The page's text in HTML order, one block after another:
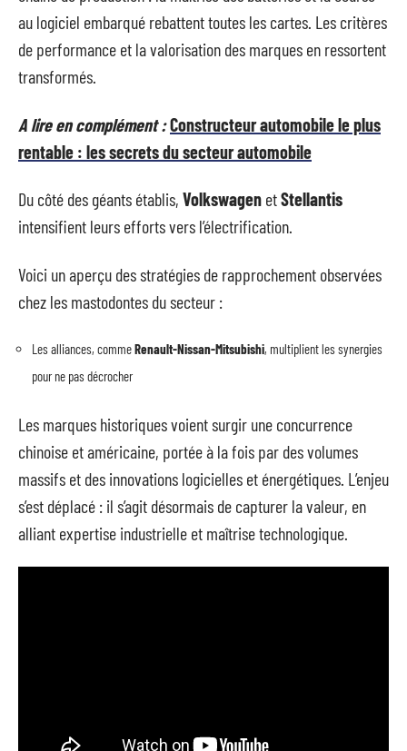
au logiciel embarqué rebattent toutes les cartes. Les critères
de performance et la valorisation des marques en ressortent
transformés.
A lire en complément :Constructeur automobile le plus
rentable : les secrets du secteur automobile
Du côté des géants établis, Volkswagen etStellantis
intensifient leurs efforts vers l’électrification.
Voici un aperçu des stratégies de rapprochement observées
chez les mastodontes du secteur :
Les alliances, commeRenault-Nissan-Mitsubishi, multiplient les synergies
pour ne pas décrocher
Les marques historiques voient surgir une concurrence
chinoise et américaine, portée à la fois par des volumes
massifs et des innovations logicielles et énergétiques. L’enjeu
s’est déplacé : il s’agit désormais de capturer la valeur, en
alliant expertise industrielle et maîtrise technologique.